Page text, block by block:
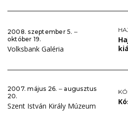
2008. szeptember 5. ‒
október 19.
Volksbank Galéria
2007. május 26. ‒ augusztus
20.
Szent István Király Múzeum